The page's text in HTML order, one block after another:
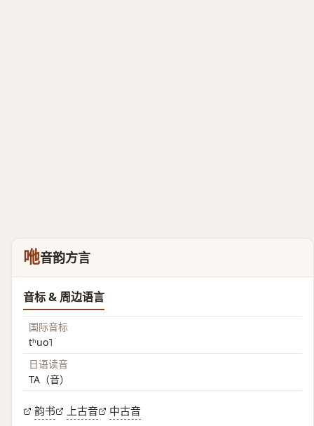
咃音韵方言
音标 & 周边语言
国际音标
tʰuo˥
日语读音
TA（音）
韵书 上古音 中古音